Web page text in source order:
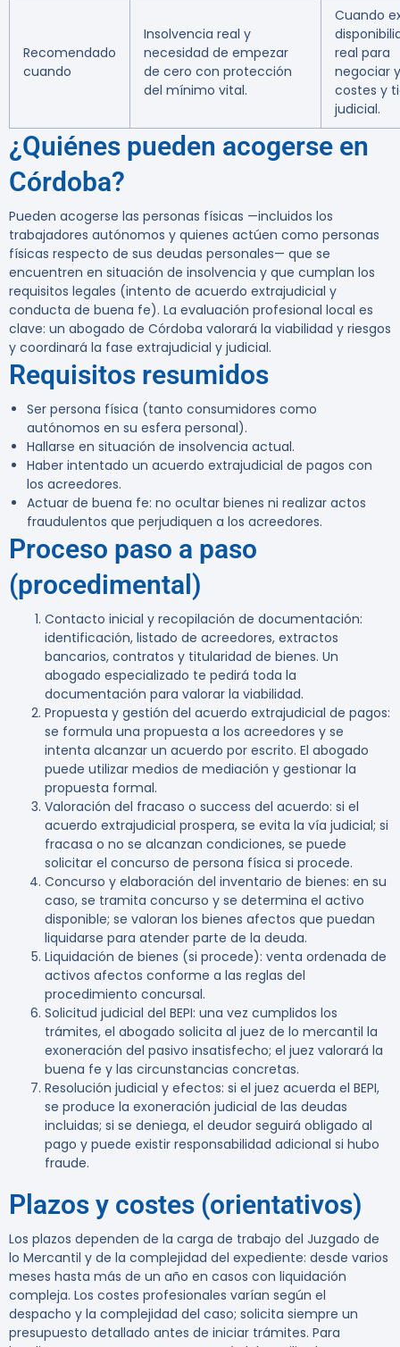
Recomendado
cuando
Insolvencia real y
necesidad de empezar
de cero con protección
del mínimo vital.
Cuando
real para
negociar
costes y
judicial.
¿Quiénes pueden acogerse en
Córdoba?
Pueden acogerse las personas físicas —incluidos los
trabajadores autónomos y quienes actúen como personas
físicas respecto de sus deudas personales— que se
encuentren en situación de insolvencia y que cumplan los
requisitos legales (intento de acuerdo extrajudicial y
conducta de buena fe). La evaluación profesional local es
clave: un abogado de Córdoba valorará la viabilidad y riesgos
y coordinará la fase extrajudicial y judicial.
Requisitos resumidos
Ser persona física (tanto consumidores como
autónomos en su esfera personal).
Hallarse en situación de insolvencia actual.
Haber intentado un acuerdo extrajudicial de pagos con
los acreedores.
Actuar de buena fe: no ocultar bienes ni realizar actos
fraudulentos que perjudiquen a los acreedores.
Proceso paso a paso
(procedimental)
Contacto inicial y recopilación de documentación:
identificación, listado de acreedores, extractos
bancarios, contratos y titularidad de bienes. Un
abogado especializado te pedirá toda la
documentación para valorar la viabilidad.
Propuesta y gestión del acuerdo extrajudicial de pagos:
se formula una propuesta a los acreedores y se
intenta alcanzar un acuerdo por escrito. El abogado
puede utilizar medios de mediación y gestionar la
propuesta formal.
Valoración del fracaso o success del acuerdo: si el
acuerdo extrajudicial prospera, se evita la vía judicial; si
fracasa o no se alcanzan condiciones, se puede
solicitar el concurso de persona física si procede.
Concurso y elaboración del inventario de bienes: en su
caso, se tramita concurso y se determina el activo
disponible; se valoran los bienes afectos que puedan
liquidarse para atender parte de la deuda.
Liquidación de bienes (si procede): venta ordenada de
activos afectos conforme a las reglas del
procedimiento concursal.
Solicitud judicial del BEPI: una vez cumplidos los
trámites, el abogado solicita al juez de lo mercantil la
exoneración del pasivo insatisfecho; el juez valorará la
buena fe y las circunstancias concretas.
Resolución judicial y efectos: si el juez acuerda el BEPI,
se produce la exoneración judicial de las deudas
incluidas; si se deniega, el deudor seguirá obligado al
pago y puede existir responsabilidad adicional si hubo
fraude.
Plazos y costes (orientativos)
Los plazos dependen de la carga de trabajo del Juzgado de
lo Mercantil y de la complejidad del expediente: desde varios
meses hasta más de un año en casos con liquidación
compleja. Los costes profesionales varían según el
despacho y la complejidad del caso; solicita siempre un
presupuesto detallado antes de iniciar trámites. Para